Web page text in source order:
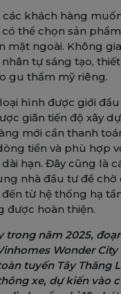
khách hàng
thể chọn sản
mặt ngoài. Không
tự sáng tạo,
gu thẩm mỹ riêng.
hình được giới
giãn tiến độ xây
mới cần thanh
tiền và phù hợp
hạn. Đây cũng là
nhà đầu tư để
từ hệ thống hạ
được hoàn thiện.
trong năm 2025,
Wonder
tuyến Tây Thăng
xe, dự kiến vào